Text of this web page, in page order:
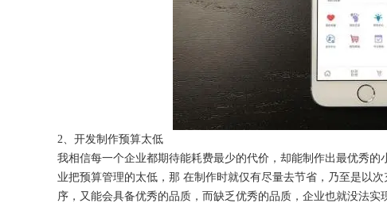
2、开发制作预算太低
我相信每一个企业都期待能耗费最少的代价，却能制作出最优秀
业把预算管理的太低，那 在制作时就仅有尽量去节省，乃至是以
序，又能会具备优秀的品质，而缺乏优秀的品质，企业也就没法